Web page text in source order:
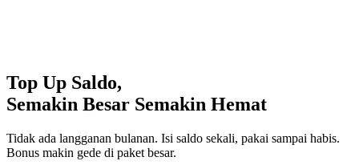
Top Up Saldo,
Semakin Besar Semakin Hemat
Tidak ada langganan bulanan. Isi saldo sekali, pakai sampai habis.
Bonus makin gede di paket besar.